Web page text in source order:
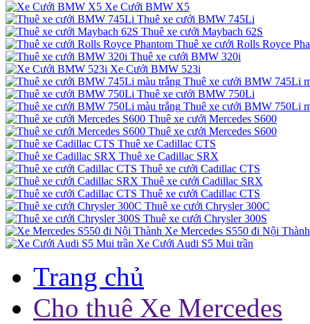
Xe Cưới BMW X5
Thuê xe cưới BMW 745Li
Thuê xe cưới Maybach 62S
Thuê xe cưới Rolls Royce
Thuê xe cưới BMW 320i
Xe Cưới BMW 523i
Thuê xe cưới BMW 745Li
Thuê xe cưới BMW 750Li
Thuê xe cưới BMW 750Li
Thuê xe cưới Mercedes S600
Thuê xe cưới Mercedes S600
Thuê xe Cadillac CTS
Thuê xe Cadillac SRX
Thuê xe cưới Cadillac CTS
Thuê xe cưới Cadillac SRX
Thuê xe cưới Cadillac CTS
Thuê xe cưới Chrysler 300C
Thuê xe cưới Chrysler 300S
Xe Mercedes S550 đi Nội Thành
Xe Cưới Audi S5 Mui trần
Trang chủ
Cho thuê Xe Mercedes